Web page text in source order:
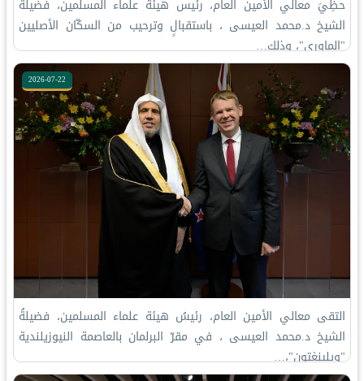
حظِيَ معالي الأمين العام، رئيس هيئة علماء المسلمين، فضيلة
الشيخ د.⁧‫محمد العيسى‬⁩ ‬⁩، باستقبالٍ وترحيب من السكّان الأصليين
"الماوري"، وذلك…
2026-07-22
التقى معالي الأمين العام، رئيسُ هيئة علماء المسلمين، فضيلةُ
الشيخ د.⁧‫محمد العيسى‬⁩ ‬⁩، في مقرّ البرلمان بالعاصمة النيوزيلندية
"ويلينغتون"،…